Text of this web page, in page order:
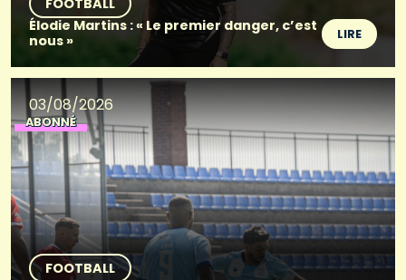
FOOTBALL
Élodie Martins : « Le premier danger, c’est
nous »
LIRE
03/08/2026
ABONNÉ
FOOTBALL